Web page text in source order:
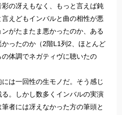
の冴えもなく、もっと言えば鈍
えどもインバルと曲の相性が悪
がたまたま悪かったのか、ある
ったのか（2階L1列2、ほとんど
体調でネガティヴに聴いたの
は一回性の生モノだ。そう感じ
。しかし数多くインバルの実演
者には冴えなかった方の筆頭と